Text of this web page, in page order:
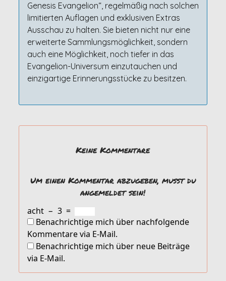
Genesis Evangelion“, regelmäßig nach solchen
limitierten Auflagen und exklusiven Extras
Ausschau zu halten. Sie bieten nicht nur eine
erweiterte Sammlungsmöglichkeit, sondern
auch eine Möglichkeit, noch tiefer in das
Evangelion-Universum einzutauchen und
einzigartige Erinnerungsstücke zu besitzen.
Keine Kommentare
Um einen Kommentar abzugeben, musst du
angemeldet sein!
acht − 3 =
Benachrichtige mich über nachfolgende
Kommentare via E-Mail.
Benachrichtige mich über neue Beiträge
via E-Mail.